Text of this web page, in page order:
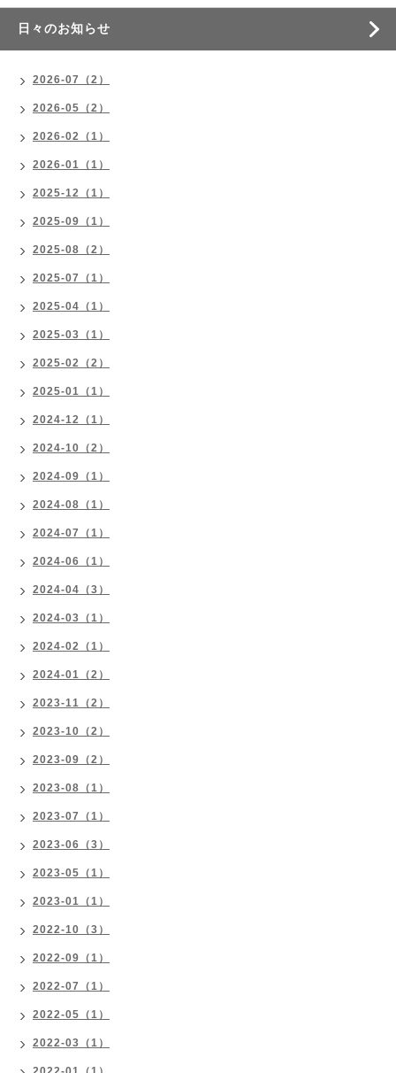
日々のお知らせ
2026-07（2）
2026-05（2）
2026-02（1）
2026-01（1）
2025-12（1）
2025-09（1）
2025-08（2）
2025-07（1）
2025-04（1）
2025-03（1）
2025-02（2）
2025-01（1）
2024-12（1）
2024-10（2）
2024-09（1）
2024-08（1）
2024-07（1）
2024-06（1）
2024-04（3）
2024-03（1）
2024-02（1）
2024-01（2）
2023-11（2）
2023-10（2）
2023-09（2）
2023-08（1）
2023-07（1）
2023-06（3）
2023-05（1）
2023-01（1）
2022-10（3）
2022-09（1）
2022-07（1）
2022-05（1）
2022-03（1）